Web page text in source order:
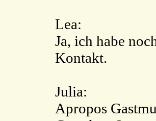
Lea:
Ja, ich habe
Kontakt.
Julia:
Apropos